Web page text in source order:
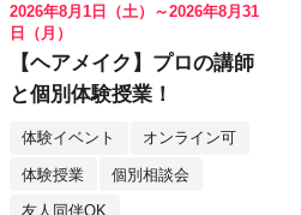
2026年8月1日（土）～2026年8月31
日（月）
【ヘアメイク】プロの講師
と個別体験授業！
体験イベント オンライン可
体験授業 個別相談会
友人同伴OK